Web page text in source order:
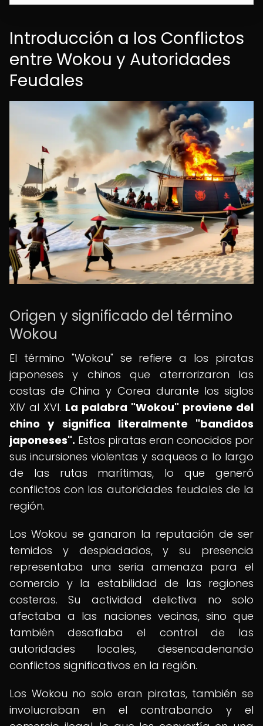
Introducción a los Conflictos
entre Wokou y Autoridades
Feudales
Origen y significado del término
Wokou
El término "Wokou" se refiere a los piratas
japoneses y chinos que aterrorizaron las
costas de China y Corea durante los siglos
XIV al XVI. La palabra "Wokou" proviene del
chino y significa literalmente "bandidos
japoneses". Estos piratas eran conocidos por
sus incursiones violentas y saqueos a lo largo
de las rutas marítimas, lo que generó
conflictos con las autoridades feudales de la
región.
Los Wokou se ganaron la reputación de ser
temidos y despiadados, y su presencia
representaba una seria amenaza para el
comercio y la estabilidad de las regiones
costeras. Su actividad delictiva no solo
afectaba a las naciones vecinas, sino que
también desafiaba el control de las
autoridades locales, desencadenando
conflictos significativos en la región.
Los Wokou no solo eran piratas, también se
involucraban en el contrabando y el